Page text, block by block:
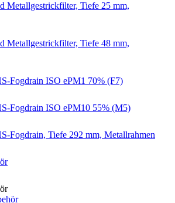
Metallgestrickfilter, Tiefe 25 mm,
Metallgestrickfilter, Tiefe 48 mm,
Fogdrain ISO ePM1 70% (F7)
Fogdrain ISO ePM10 55% (M5)
Fogdrain, Tiefe 292 mm, Metallrahmen